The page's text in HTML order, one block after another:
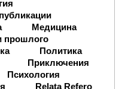
Медицина
прошлого
Политика
Приключения
Психология
Relata Refero